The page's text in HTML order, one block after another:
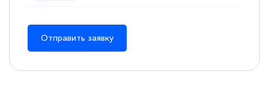
Отправить заявку